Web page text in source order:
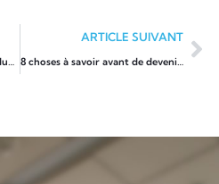
GO Global : une plateforme éducative transparente et légale, sans liens avec les arnaques pyramidales
ARTICLE SUIVANT
8 choses à savoir avant de devenir auto-entrepreneur